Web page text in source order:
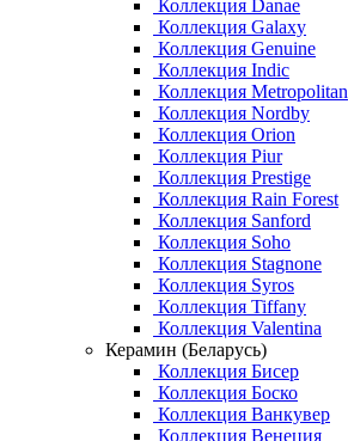
Коллекция Danae
Коллекция Galaxy
Коллекция Genuine
Коллекция Indic
Коллекция Metropolitan
Коллекция Nordby
Коллекция Orion
Коллекция Piur
Коллекция Prestige
Коллекция Rain Forest
Коллекция Sanford
Коллекция Soho
Коллекция Stagnone
Коллекция Syros
Коллекция Tiffany
Коллекция Valentina
Керамин (Беларусь)
Коллекция Бисер
Коллекция Боско
Коллекция Ванкувер
Коллекция Венеция